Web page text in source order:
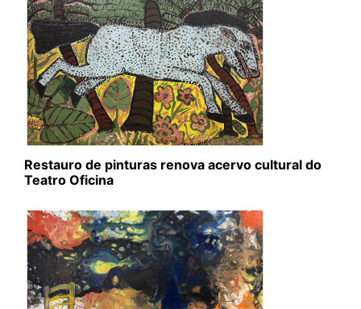
Restauro de pinturas renova acervo cultural do
Teatro Oficina